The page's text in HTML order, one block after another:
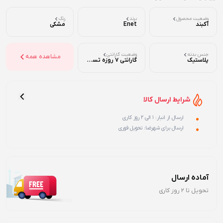
وضعیت محصول
آکبند
برند
Enet
رنگ
مشکی
جنس بدنه
پلاستیک
وضعیت گارانتی
گارانتی 7 روزه تست ( تضمین اصالت و سلامت فیزیکی ) مشاهده همه
شرایط ارسال کالا
ارسال از انبار: 1 الی 2 روز کاری
ارسال برای شهرضا: تحویل فوری
آماده ارسال
تحویل تا 2 روز کاری